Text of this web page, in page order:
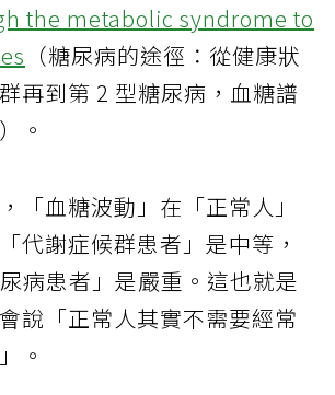
the metabolic syndrome to
（糖尿病的途徑：從健康狀
再到第 2 型糖尿病，血糖譜
。
「血糖波動」在「正常人」
代謝症候群患者」是中等，
病患者」是嚴重。這也就是
說「正常人其實不需要經常
。